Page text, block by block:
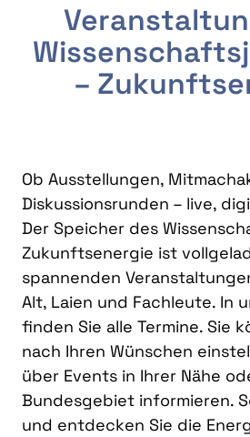
–
Ob Ausstellungen,
Diskussionsrunden – live,
Der Speicher des
Zukunftsenergie ist
spannenden
Alt, Laien und Fachleute. In
finden Sie alle Termine. Sie
nach Ihren Wünschen
über Events in Ihrer Nähe
Bundesgebiet informieren.
und entdecken Sie die